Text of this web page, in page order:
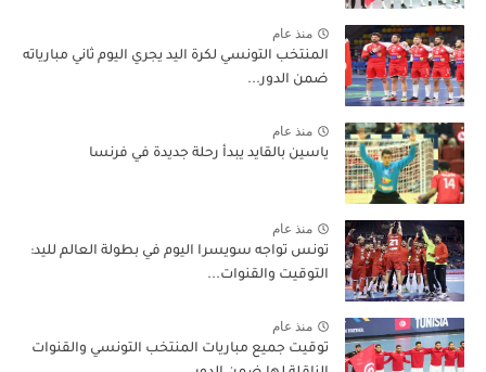
منذ عام
المنتخب التونسي لكرة اليد يجري اليوم ثاني مبارياته
ضمن الدور...
منذ عام
ياسين بالقايد يبدأ رحلة جديدة في فرنسا
منذ عام
تونس تواجه سويسرا اليوم في بطولة العالم لليد:
التوقيت والقنوات...
منذ عام
توقيت جميع مباريات المنتخب التونسي والقنوات